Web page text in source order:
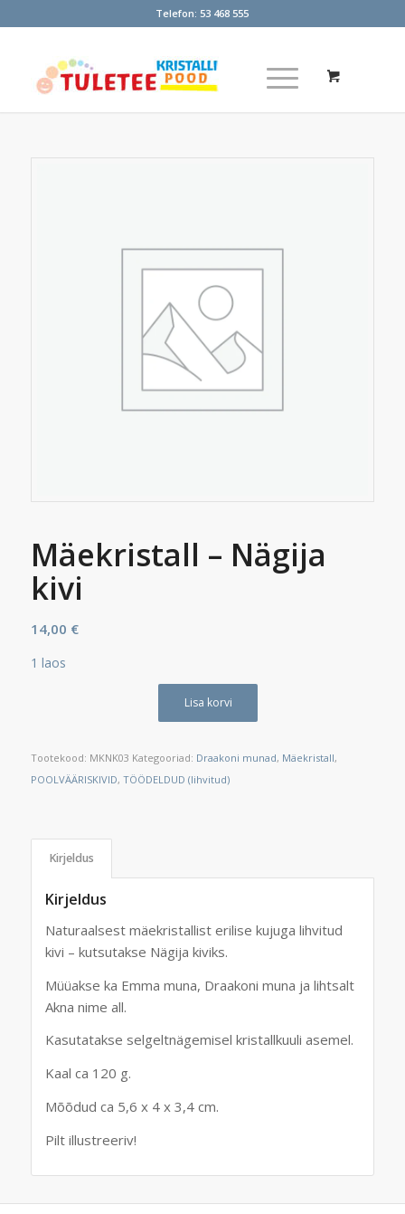
Telefon: 53 468 555
Mäekristall – Nägija
kivi
14,00 €
1 laos
Lisa korvi
Tootekood: MKNK03 Kategooriad: Draakoni munad, Mäekristall,
POOLVÄÄRISKIVID, TÖÖDELDUD (lihvitud)
Kirjeldus
Kirjeldus
Naturaalsest mäekristallist erilise kujuga lihvitud
kivi – kutsutakse Nägija kiviks.
Müüakse ka Emma muna, Draakoni muna ja lihtsalt
Akna nime all.
Kasutatakse selgeltnägemisel kristallkuuli asemel.
Kaal ca 120 g.
Mõõdud ca 5,6 x 4 x 3,4 cm.
Pilt illustreeriv!